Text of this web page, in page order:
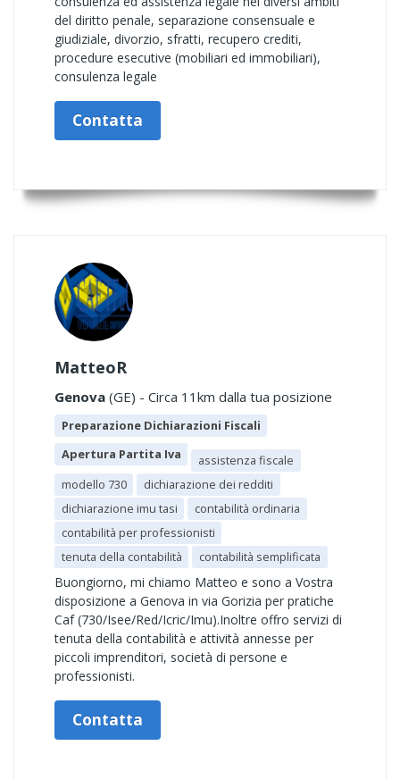
del diritto penale, separazione consensuale e
giudiziale, divorzio, sfratti, recupero crediti,
procedure esecutive (mobiliari ed immobiliari),
consulenza legale
Contatta
MatteoR
Genova (GE) - Circa 11km dalla tua posizione
Preparazione Dichiarazioni Fiscali
Apertura Partita Iva
assistenza fiscale
modello 730
dichiarazione dei redditi
dichiarazione imu tasi
contabilità ordinaria
contabilità per professionisti
tenuta della contabilità
contabilità semplificata
Buongiorno, mi chiamo Matteo e sono a Vostra
disposizione a Genova in via Gorizia per pratiche
Caf (730/Isee/Red/Icric/Imu).Inoltre offro servizi di
tenuta della contabilità e attività annesse per
piccoli imprenditori, società di persone e
professionisti.
Contatta